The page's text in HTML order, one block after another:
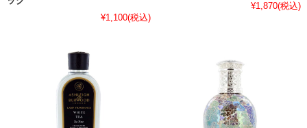
¥1,100(税込)
¥1,870(税込)